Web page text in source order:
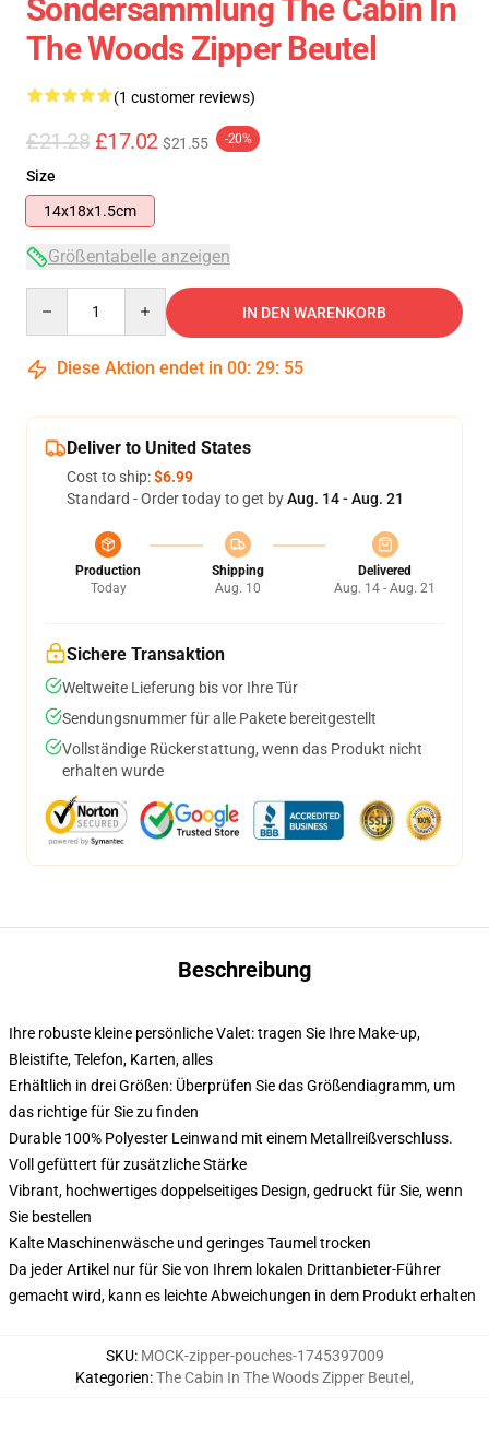
Sondersammlung The Cabin In
The Woods Zipper Beutel
(1 customer reviews)
£21.28 £17.02 $21.55 -20%
Size
14x18x1.5cm
Größentabelle anzeigen
IN DEN WARENKORB
Diese Aktion endet in 00: 29: 55
Deliver to United States
Cost to ship:$6.99
Standard - Order today to get byAug. 14 - Aug. 21
Production
Today
Shipping
Aug. 10
Delivered
Aug. 14 - Aug. 21
Sichere Transaktion
Weltweite Lieferung bis vor Ihre Tür
Sendungsnummer für alle Pakete bereitgestellt
Vollständige Rückerstattung, wenn das Produkt nicht
erhalten wurde
Beschreibung
Ihre robuste kleine persönliche Valet: tragen Sie Ihre Make-up,
Bleistifte, Telefon, Karten, alles
Erhältlich in drei Größen: Überprüfen Sie das Größendiagramm, um
das richtige für Sie zu finden
Durable 100% Polyester Leinwand mit einem Metallreißverschluss.
Voll gefüttert für zusätzliche Stärke
Vibrant, hochwertiges doppelseitiges Design, gedruckt für Sie, wenn
Sie bestellen
Kalte Maschinenwäsche und geringes Taumel trocken
Da jeder Artikel nur für Sie von Ihrem lokalen Drittanbieter-Führer
gemacht wird, kann es leichte Abweichungen in dem Produkt erhalten
SKU: MOCK-zipper-pouches-1745397009
Kategorien:The Cabin In The Woods Zipper Beutel ,